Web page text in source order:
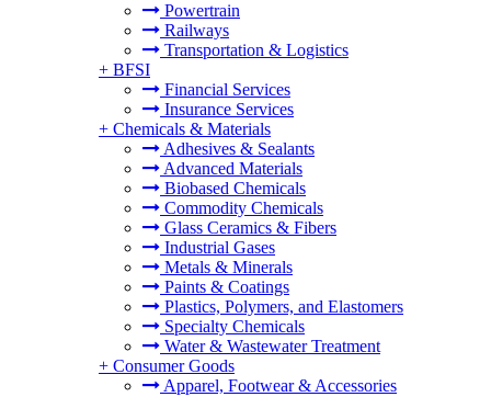
Powertrain
Railways
Transportation & Logistics
+ BFSI
Financial Services
Insurance Services
+ Chemicals & Materials
Adhesives & Sealants
Advanced Materials
Biobased Chemicals
Commodity Chemicals
Glass Ceramics & Fibers
Industrial Gases
Metals & Minerals
Paints & Coatings
Plastics, Polymers, and Elastomers
Specialty Chemicals
Water & Wastewater Treatment
+ Consumer Goods
Apparel, Footwear & Accessories